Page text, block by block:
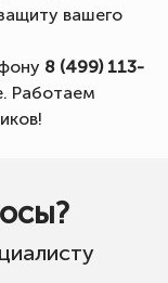
вашего
8 (499) 113-
Работаем